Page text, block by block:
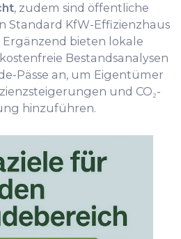
, zudem sind öffentliche
Standard KfW-Effizienzhaus
Ergänzend bieten lokale
Bestandsanalysen
Pässe an, um Eigentümer
und CO₂-
hinzuführen.